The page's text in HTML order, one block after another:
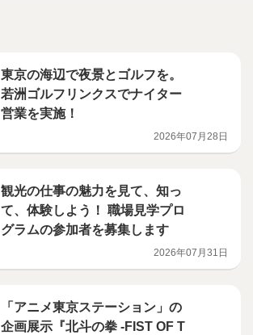
東京の海辺で夜景とゴルフを。
若洲ゴルフリンクスでナイター
営業を実施！
2026年07月28日
観光の仕事の魅力を見て、知っ
て、体験しよう！ 職場見学プロ
グラムの参加者を募集します
2026年07月31日
「アニメ東京ステーション」の
企画展示『北斗の拳 -FIST OF T